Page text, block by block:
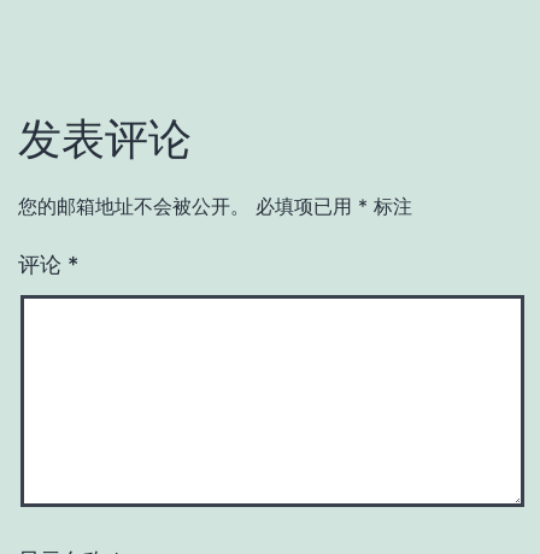
发表评论
您的邮箱地址不会被公开。 必填项已用 * 标注
评论 *